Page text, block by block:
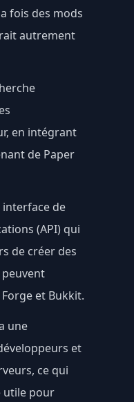
fois des mods
autrement
en intégrant
de Paper
de
(API) qui
de créer des
et Bukkit.
une
et
ce qui
utile pour